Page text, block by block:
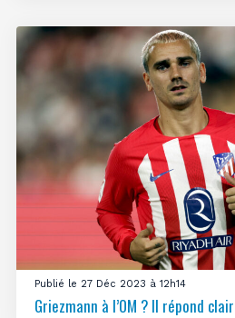
Publié le 27 Déc 2023 à 12h14
Griezmann à l’OM ? Il répond